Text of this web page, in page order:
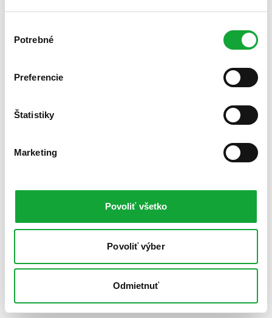
súhlasu
Potrebné
Preferencie
Štatistiky
Marketing
Povoliť všetko
Povoliť výber
Odmietnuť